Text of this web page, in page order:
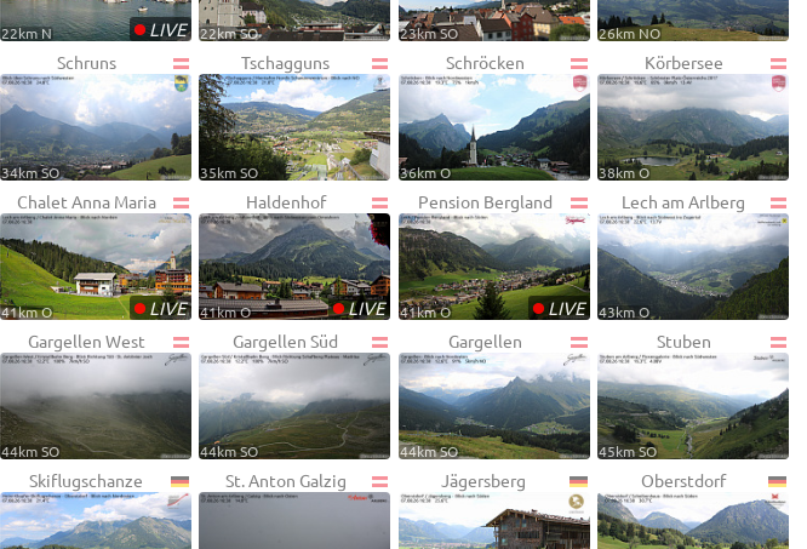
•LIVE
22km N 22km SO 23km SO 26km NO
Schruns
34km SO
Tschagguns
35km SO
Schröcken
36km O
Körbersee
38km O
Chalet Anna Maria
•LIVE
41km O
Haldenhof
•LIVE
41km O
Pension Bergland
•LIVE
41km O
Lech am Arlberg
43km O
Gargellen West
44km SO
Gargellen Süd
44km SO
Gargellen
44km SO
Stuben
45km SO
Skiflugschanze St. Anton Galzig Jägersberg Oberstdorf